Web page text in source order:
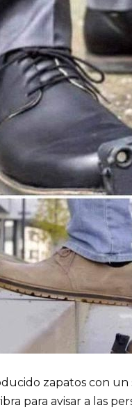
zapatos con
para avisar a las